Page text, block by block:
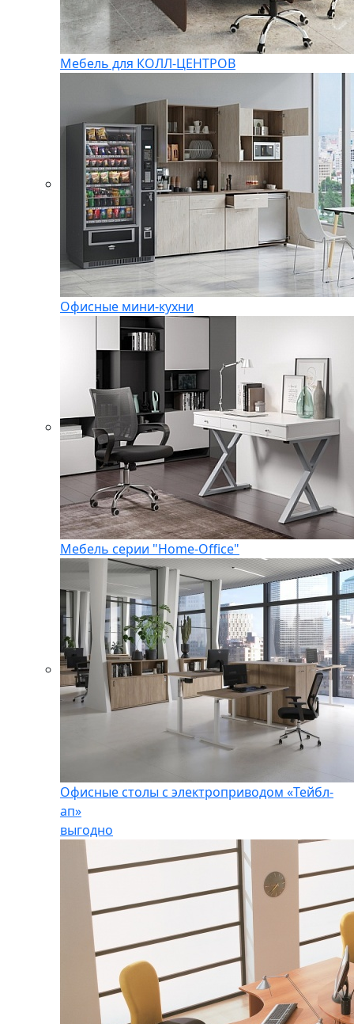
Мебель для КОЛЛ-ЦЕНТРОВ
Офисные мини-кухни
Мебель серии "Home-Office"
Офисные столы с электроприводом «Тейбл-
ап»
выгодно